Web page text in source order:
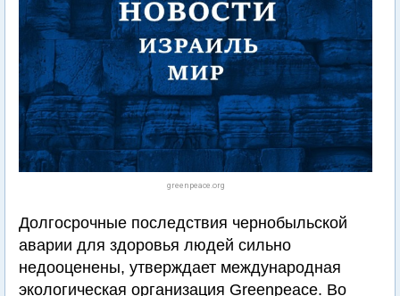
greenpeace.org
Долгосрочные последствия чернобыльской
аварии для здоровья людей сильно
недооценены, утверждает международная
экологическая организация Greenpeace. Во